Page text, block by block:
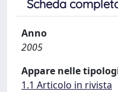
Scheda
Anno
2005
Appare nelle
1.1 Articolo in rivista